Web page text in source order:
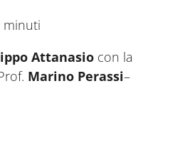
minuti
Attanasio con la
Marino Perassi–